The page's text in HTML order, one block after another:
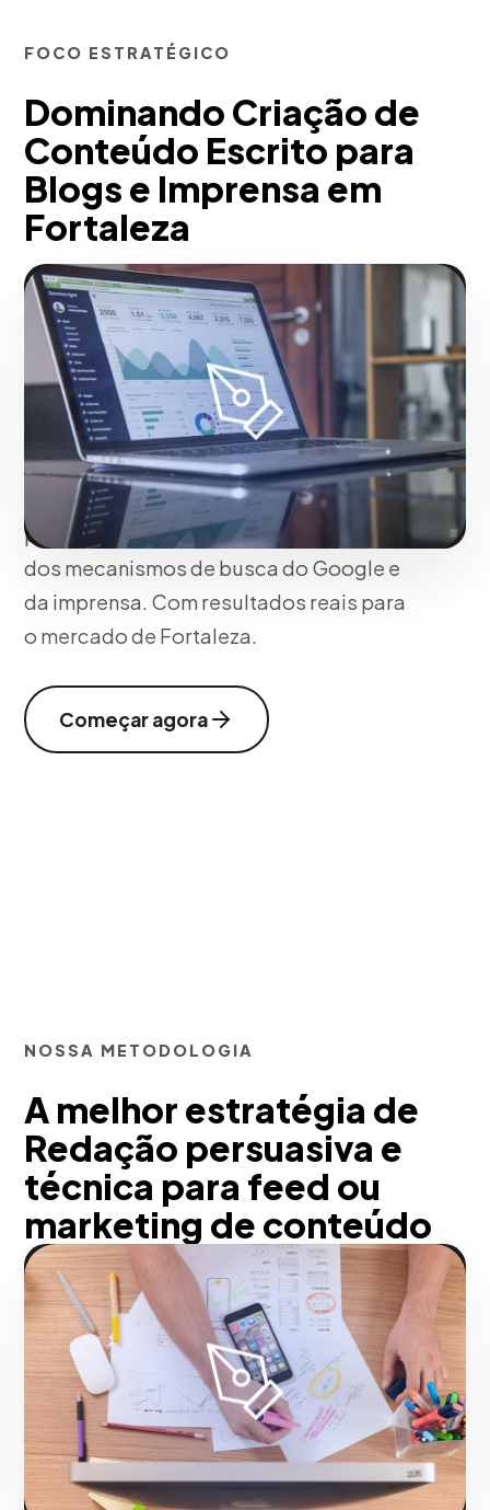
FOCO ESTRATÉGICO
Dominando Criação de
Conteúdo Escrito para
Blogs e Imprensa em
Fortaleza
Em nossa agência, desenvolvemos
redação corporativa persuasiva
(Copywriting) e artigos estruturados
utilizando metodologias de Inbound e
SEO de cauda longa (palavras-chave de
cauda longa). Otimizamos a legibilidade,
a estrutura H1/H2 e a densidade lexical
para posicionar seus domínios diante
dos mecanismos de busca do Google e
da imprensa. Com resultados reais para
o mercado de Fortaleza.
Começar agora
NOSSA METODOLOGIA
A melhor estratégia de
Redação persuasiva e
técnica para feed ou
marketing de conteúdo
em Fortaleza
A partir da nossa experiência, educamos
seu cliente potencial para comprar mais
rápido. Forneça informações técnicas
detalhadas por meio de blogs ou
publicitários para consolidar sua
empresa em Fortaleza como especialista